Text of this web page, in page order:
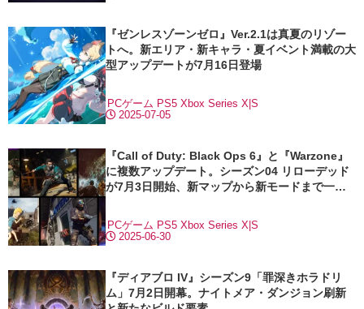
『ゼンレスゾーンゼロ』Ver.2.1は真夏のリゾー
トへ。新エリア・新キャラ・夏イベント満載の大
型アップデートが7月16日登場
2025-07-05
PCゲーム PS5 Xbox Series X|S
『Call of Duty: Black Ops 6』と『Warzone』
に複数アップデート。シーズン04 リローデッド
が7月3日開始、新マップから新モードまで一挙
2025-06-30
PCゲーム PS5 Xbox Series X|S
『ディアブロ IV』シーズン9「罪深きホラドリ
ム」7月2日開幕。ナイトメア・ダンジョン刷新